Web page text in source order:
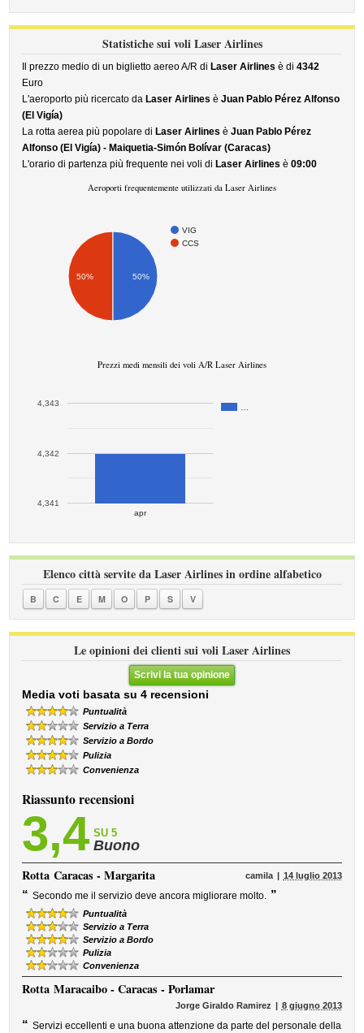
Statistiche sui voli Laser Airlines
Il prezzo medio di un biglietto aereo A/R di Laser Airlines è di4342
Euro
L'aeroporto più ricercato da Laser Airlines èJuan Pablo Pérez Alfonso
(El Vigía)
La rotta aerea più popolare di Laser Airlines èJuan Pablo Pérez
Alfonso (El Vigía) - Maiquetia-Simón Bolívar (Caracas)
L'orario di partenza più frequente nei voli di Laser Airlines è09:00
Aeroporti frequentemente utilizzati da Laser Airlines
VIG
CCS
50% 50%
Prezzi medi mensili dei voli A/R Laser Airlines
apr
4,341
4,342
4,343
Elenco città servite da Laser Airlines in ordine alfabetico
B C E M O P S V
Le opinioni dei clienti sui voli Laser Airlines
Scrivi la tua opinione
Media voti basata su 4 recensioni
Puntualità
Servizio a Terra
Servizio a Bordo
Pulizia
Convenienza
Riassunto recensioni
3,4 SU 5
Buono
RottaCaracas - Margarita camila 14 luglio 2013
“ Secondo me il servizio deve ancora migliorare molto. ”
Puntualità
Servizio a Terra
Servizio a Bordo
Pulizia
Convenienza
RottaMaracaibo - Caracas - Porlamar
Jorge Giraldo Ramirez 8 giugno 2013
“ Servizi eccellenti e una buona attenzione da parte del personale della